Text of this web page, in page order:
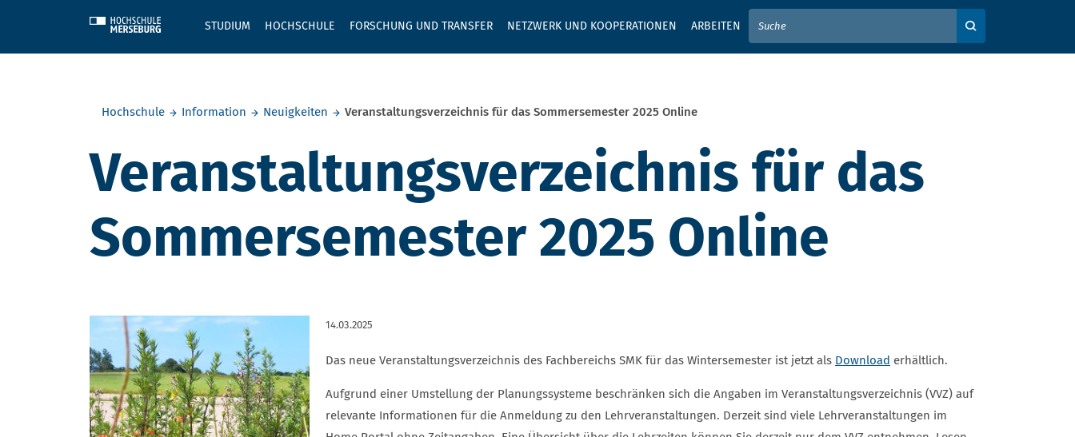
STUDIUM HOCHSCHULE FORSCHUNG UND TRANSFER NETZWERK UND KOOPERATIONEN ARBEITEN
GEBEN SIE HIER IHREN SUCHBEGRIFF EIN
Hochschule
Information Neuigkeiten Veranstaltungsverzeichnis für das Sommersemester 2025 Online
Veranstaltungsverzeichnis für das
Sommersemester 2025 Online
14.03.2025
Das neue Veranstaltungsverzeichnis des Fachbereichs SMK für das Wintersemester ist jetzt als Download erhältlich.
Aufgrund einer Umstellung der Planungssysteme beschränken sich die Angaben im Veranstaltungsverzeichnis (VVZ) auf
relevante Informationen für die Anmeldung zu den Lehrveranstaltungen. Derzeit sind viele Lehrveranstaltungen im